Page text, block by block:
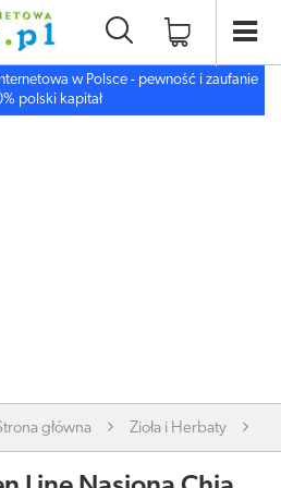
w Polsce - pewność i zaufanie
polski kapitał
główna Zioła i Herbaty